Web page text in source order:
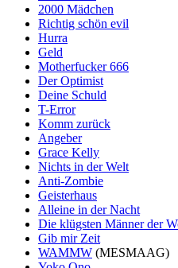
2000 Mädchen
Richtig schön evil
Hurra
Geld
Motherfucker 666
Der Optimist
Deine Schuld
T-Error
Komm zurück
Angeber
Grace Kelly
Nichts in der Welt
Anti-Zombie
Geisterhaus
Alleine in der Nacht
Die klügsten Männer der
Gib mir Zeit
WAMMW (MESMAAG)